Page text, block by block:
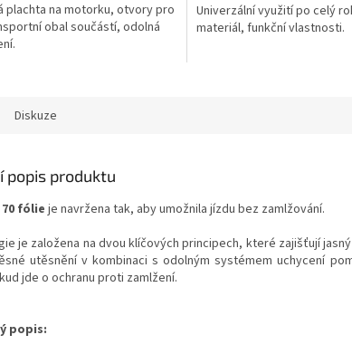
plachta na motorku, otvory pro
obal součástí, odolná
Univerzální využití po celý
materiál, funkční vlastnosti.
Diskuze
popis produktu
70 fólie je navržena tak, aby umožnila jízdu bez zamlžování.
je založena na dvou klíčových principech, které zajišťují
utěsnění v kombinaci s odolným systémem uchycení
jde o ochranu proti zamlžení.
popis: